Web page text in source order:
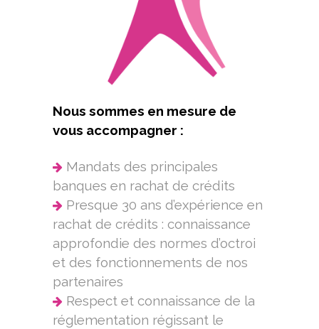
Nous sommes en mesure de
vous accompagner :
Mandats des principales
banques en rachat de crédits
Presque 30 ans d’expérience en
rachat de crédits : connaissance
approfondie des normes d’octroi
et des fonctionnements de nos
partenaires
Respect et connaissance de la
réglementation régissant le